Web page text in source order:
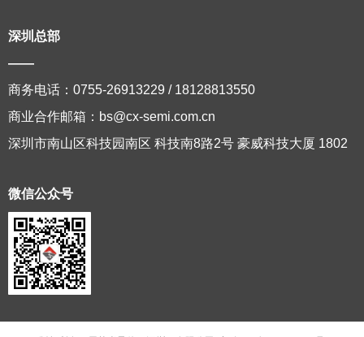
微信公众号
深圳总部
——
商务电话：0755-26913229 / 18128813550
商业合作邮箱：bs@cx-semi.com.cn
深圳市南山区科技园南区 科技南8路2号 豪威科技大厦 1802